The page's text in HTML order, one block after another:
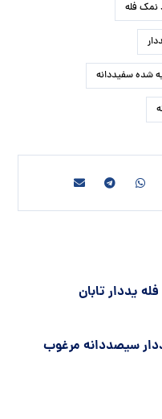
نمک فله
شده سفیددانه
یددار تابان
سیصددانه مرغوب